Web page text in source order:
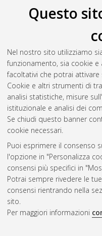
Questo
Nel nostro sito utilizziamo
funzionamento, sia cookie
facoltativi che potrai
Cookie e altri strumenti di
analisi statistiche, misure
istituzionale e analisi dei
Se chiudi questo banner
cookie necessari.
Puoi esprimere il consenso
l'opzione in "Personalizza
consensi più specifici in
Potrai sempre rivedere le
consensi rientrando nella
sito.
Per maggiori informazioni
Gestione
Atom
Rss 1.0
Rss 2.0
ISSN: 2038-7946